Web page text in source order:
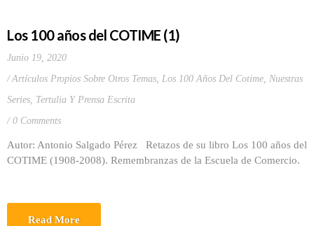
Los 100 años del COTIME (1)
Junio 19, 2020
Artículos Propios Sobre Otros Temas, Los 100 Años Del Cotime, Nuestras
Series, Tertulia Y Prensa Escrita
0 Comments
Autor: Antonio Salgado Pérez Retazos de su libro Los 100 años del
COTIME (1908-2008). Remembranzas de la Escuela de Comercio.
Read More